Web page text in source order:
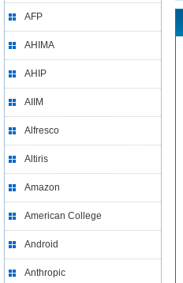
AFP
AHIMA
AHIP
AIIM
Alfresco
Altiris
Amazon
American College
Android
Anthropic